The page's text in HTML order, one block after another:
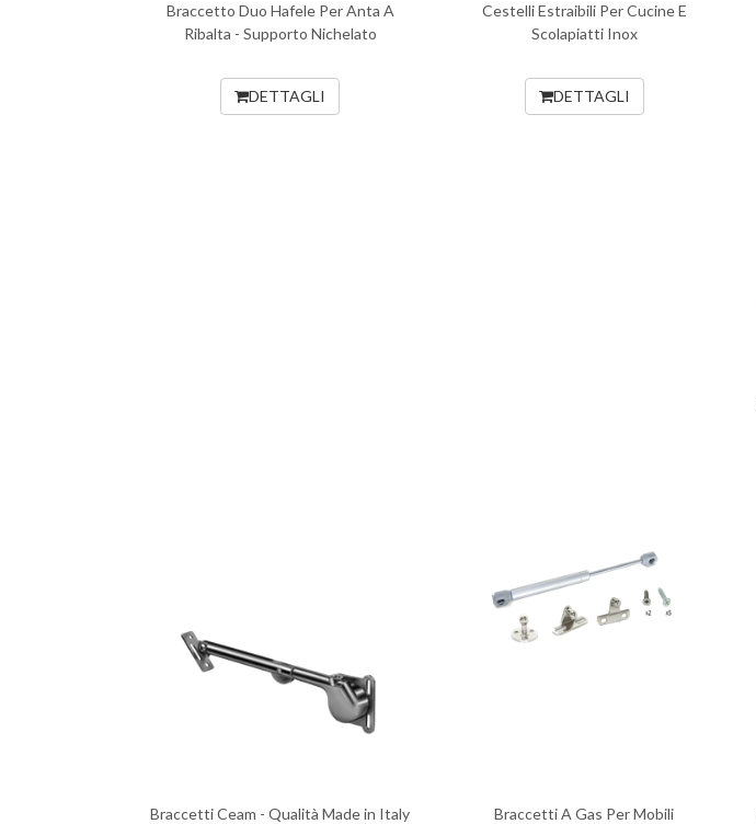
Braccetto Duo Hafele Per Anta A
Ribalta - Supporto Nichelato
DETTAGLI
Cestelli Estraibili Per Cucine E
Scolapiatti Inox
DETTAGLI
Braccetti Ceam - Qualità Made in Italy
Braccetti A Gas Per Mobili